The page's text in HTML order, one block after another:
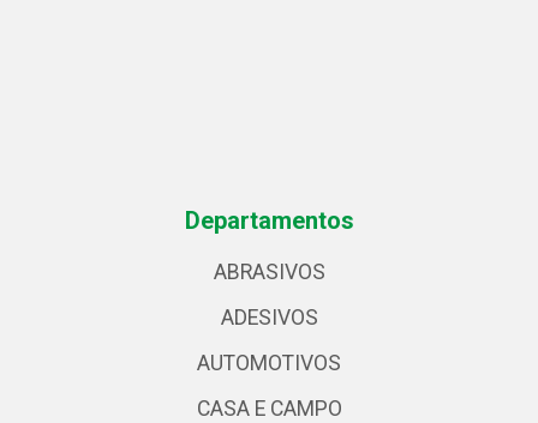
Departamentos
ABRASIVOS
ADESIVOS
AUTOMOTIVOS
CASA E CAMPO